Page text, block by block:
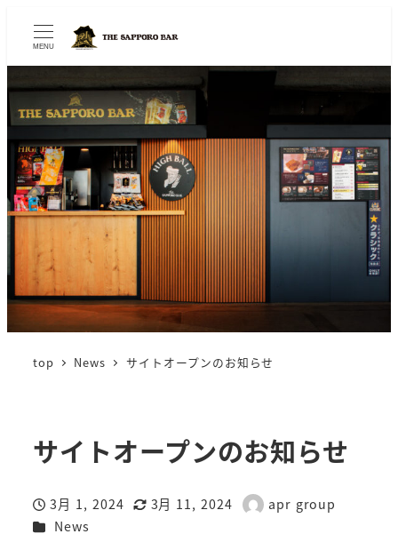
MENU
top News サイトオープンのお知らせ
サイトオープンのお知らせ
投稿日
3月 1, 2024
更新日
3月 11, 2024
著
apr group
カテゴリー
News